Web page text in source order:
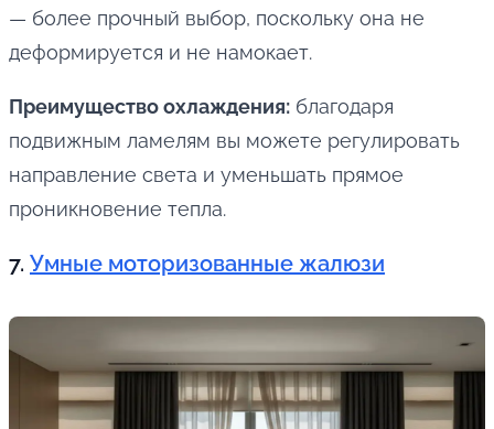
— более прочный выбор, поскольку она не
деформируется и не намокает.
Преимущество охлаждения: благодаря
подвижным ламелям вы можете регулировать
направление света и уменьшать прямое
проникновение тепла.
7. Умные моторизованные жалюзи